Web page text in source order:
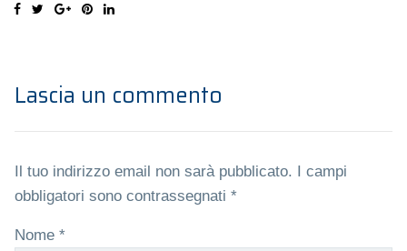
Lascia un commento
Il tuo indirizzo email non sarà pubblicato.
I campi
obbligatori sono contrassegnati *
Nome *